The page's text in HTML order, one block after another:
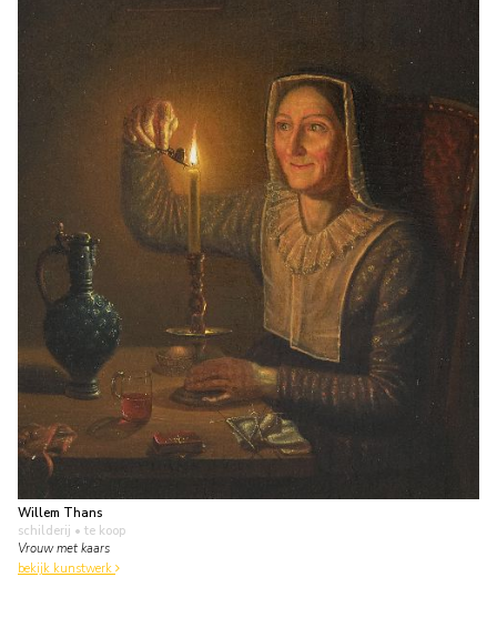
Willem Thans
schilderij • te koop
Vrouw met kaars
bekijk kunstwerk